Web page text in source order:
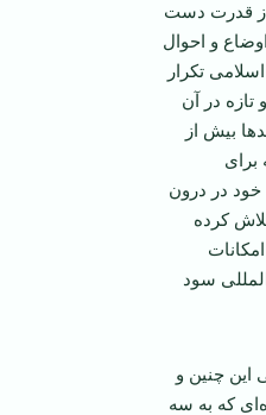
قدرت دست
و احوال
اسلامی تکرار
در آن
بيش از
برای
در درون
کرده
سود
اين چنين و
که به سه